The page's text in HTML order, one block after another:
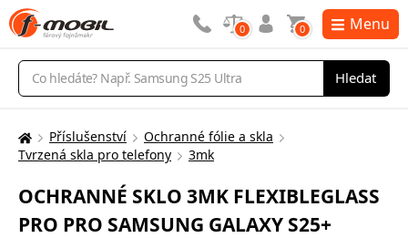
Vyhledávání
Hledat
0 0 Menu
Zde
nacházíte:
Příslušenství
Ochranné fólie a skla
Tvrzená skla pro telefony
3mk
OCHRANNÉ SKLO 3MK FLEXIBLEGLASS
PRO PRO SAMSUNG GALAXY S25+